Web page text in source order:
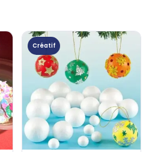
Créatif